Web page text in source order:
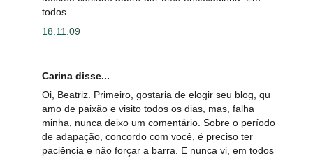
todos.
18.11.09
Carina disse...
Oi, Beatriz. Primeiro, gostaria de elogir seu blog, qu
amo de paixão e visito todos os dias, mas, falha
minha, nunca deixo um comentário. Sobre o período
de adapação, concordo com você, é preciso ter
paciência e não forçar a barra. E nunca vi, em todos